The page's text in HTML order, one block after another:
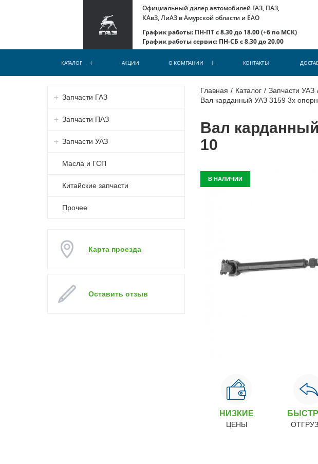
Официальный дилер автомобилей ГАЗ, ПАЗ,
КАвЗ, ЛиАЗ в Амурской области и ЕАО
График работы: ПН-ПТ с 8.30 до 18.00 (+6 по МСК)
График работы сервис: ПН-СБ с 8.30 до 20.00
КАТАЛОГ АКЦИИ О КОМПАНИИ КОНТАКТЫ
Главная / Каталог / Запчасти УАЗ
Вал карданный УАЗ 3159 3х
Вал
10
Запчасти ГАЗ
Запчасти ПАЗ
Запчасти УАЗ
Масла и ГСП
Китайские запчасти
Прочее
Карта проезда
Оставить отзыв
В НАЛИЧИИ
НИЗКИЕ
ЦЕНЫ